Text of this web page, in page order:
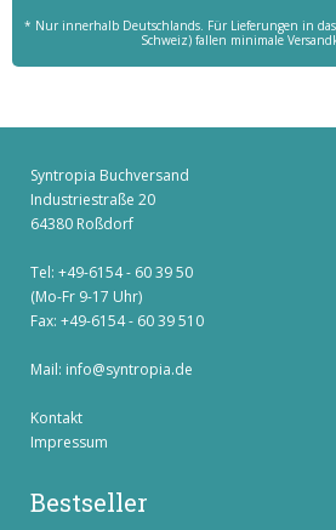
* Nur innerhalb Deutschlands. Für Lieferungen in
Schweiz) fallen minimale
Syntropia Buchversand
Industriestraße 20
64380 Roßdorf
Tel: +49-6154 - 60 39 50
(Mo-Fr 9-17 Uhr)
Fax: +49-6154 - 60 39 510
Mail: info@syntropia.de
Kontakt
Impressum
Bestseller